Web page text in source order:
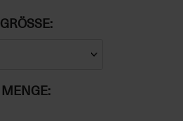
GRÖSSE:
MENGE: